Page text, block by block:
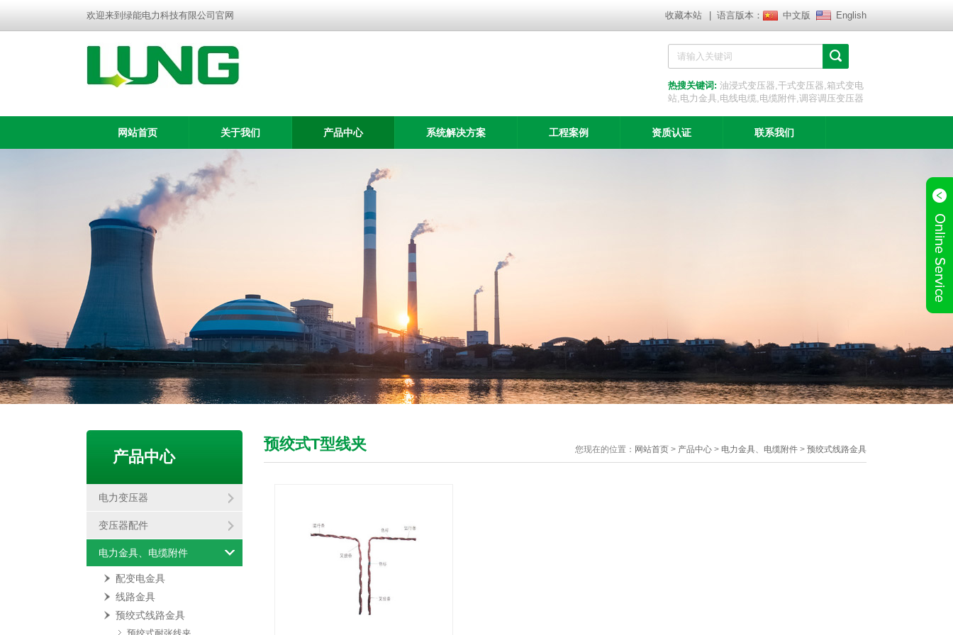
欢迎来到绿能电力科技有限公司官网 收藏本站 | 语言版本： 中文版 English
热搜关键词: 油浸式变压器,干式变压器,箱式变电
站,电力金具,电线电缆,电缆附件,调容调压变压器
网站首页 关于我们 产品中心 系统解决方案 工程案例 资质认证 联系我们
产品中心
电力变压器
变压器配件
电力金具、电缆附件
配变电金具
线路金具
预绞式线路金具
预绞式T型线夹 您现在的位置： 网站首页 > 产品中心 > 电力金具、电缆附件 > 预绞式线路金具